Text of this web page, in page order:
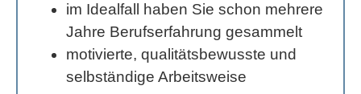
im Idealfall haben Sie schon mehrere
Jahre Berufserfahrung gesammelt
motivierte, qualitätsbewusste und
selbständige Arbeitsweise